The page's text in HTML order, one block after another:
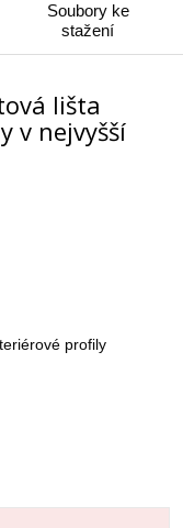
Soubory ke
stažení
lišta
v nejvyšší
profily